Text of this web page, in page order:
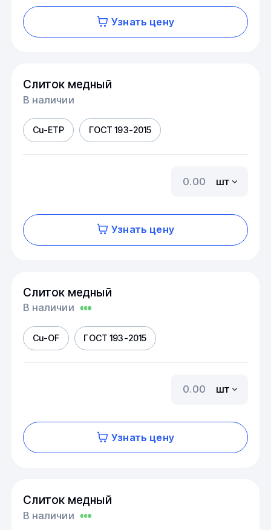
Узнать цену
Слиток медный
В наличии
Cu-ETP ГОСТ 193-2015
шт
Узнать цену
Слиток медный
В наличии
Cu-OF ГОСТ 193-2015
шт
Узнать цену
Слиток медный
В наличии